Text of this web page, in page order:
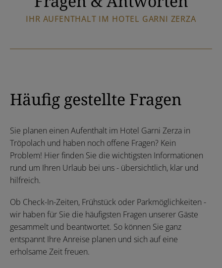
IHR AUFENTHALT IM HOTEL GARNI ZERZA
Häufig gestellte Fragen
Sie planen einen Aufenthalt im Hotel Garni Zerza in
Tröpolach und haben noch offene Fragen? Kein
Problem! Hier finden Sie die wichtigsten Informationen
rund um Ihren Urlaub bei uns - übersichtlich, klar und
hilfreich.
Ob Check-In-Zeiten, Frühstück oder Parkmöglichkeiten -
wir haben für Sie die häufigsten Fragen unserer Gäste
gesammelt und beantwortet. So können Sie ganz
entspannt Ihre Anreise planen und sich auf eine
erholsame Zeit freuen.